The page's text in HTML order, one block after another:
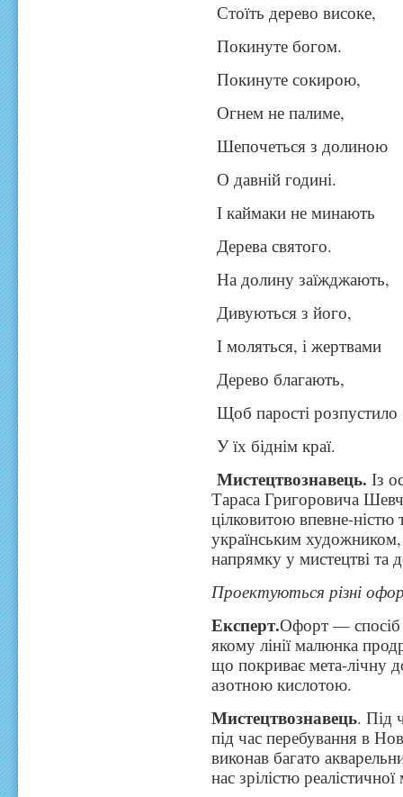
Стоїть дерево високе,
Покинуте богом.
Покинуте сокирою,
Огнем не палиме,
Шепочеться з долиною
О давній годині.
І каймаки не минають
Дерева святого.
На долину заїжджають,
Дивуються з його,
І моляться, і жертвами
Дерево благають,
Щоб парості розпустило
У їх біднім краї.
Мистецтвознавець. Із
Тараса Григоровича
цілковитою впевне-
українським
напрямку у мистецтві та
Проектуються різні
Експерт.Офорт — спосіб
якому лінії малюнка
що покриває мета-лічну
азотною кислотою.
Мистецтвознавець. Під
під час перебування в
виконав багато
нас зрілістю